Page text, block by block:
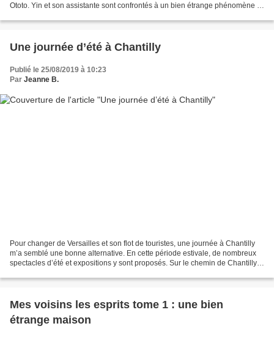
Ototo. Yin et son assistante sont confrontés à un bien étrange phénomène et
Une journée d’été à Chantilly
Publié le 25/08/2019 à 10:23
Par Jeanne B.
Pour changer de Versailles et son flot de touristes, une journée à Chantilly
m’a semblé une bonne alternative. En cette période estivale, de nombreux
spectacles d’été et expositions y sont proposés. Sur le chemin de Chantilly
Mes voisins les esprits tome 1 : une bien
étrange maison